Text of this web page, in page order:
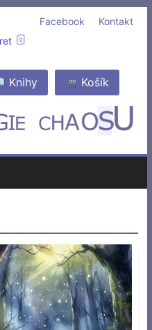
Kontakt
Facebook
Košík
Knihy